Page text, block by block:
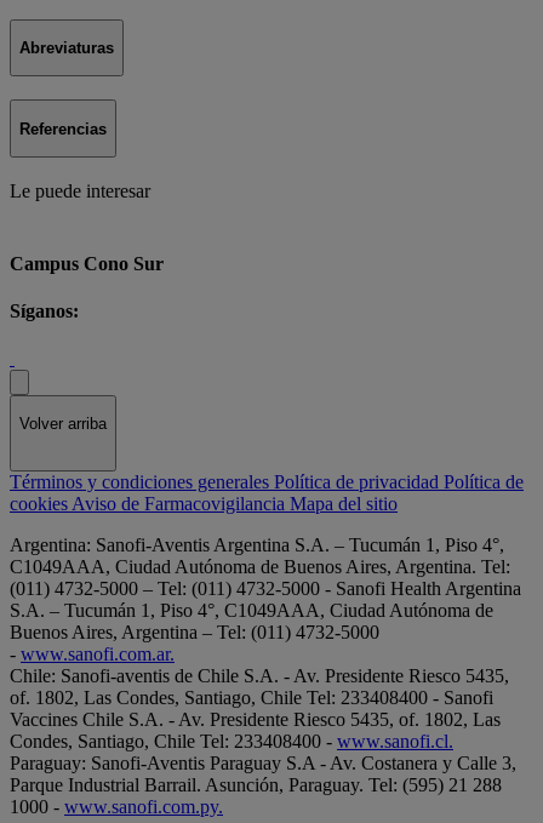
Abreviaturas
Referencias
Le puede interesar
Campus Cono Sur
Síganos:
Volver arriba
Términos y condiciones generales Política de privacidad Política de
cookies Aviso de Farmacovigilancia Mapa del sitio
Argentina: Sanofi-Aventis Argentina S.A. – Tucumán 1, Piso 4°,
C1049AAA, Ciudad Autónoma de Buenos Aires, Argentina. Tel:
(011) 4732-5000 – Tel: (011) 4732-5000 - Sanofi Health Argentina
S.A. – Tucumán 1, Piso 4°, C1049AAA, Ciudad Autónoma de
Buenos Aires, Argentina – Tel: (011) 4732-5000
- www.sanofi.com.ar.
Chile: Sanofi-aventis de Chile S.A. - Av. Presidente Riesco 5435,
of. 1802, Las Condes, Santiago, Chile Tel: 233408400 - Sanofi
Vaccines Chile S.A. - Av. Presidente Riesco 5435, of. 1802, Las
Condes, Santiago, Chile Tel: 233408400 - www.sanofi.cl.
Paraguay: Sanofi-Aventis Paraguay S.A - Av. Costanera y Calle 3,
Parque Industrial Barrail. Asunción, Paraguay. Tel: (595) 21 288
1000 - www.sanofi.com.py.